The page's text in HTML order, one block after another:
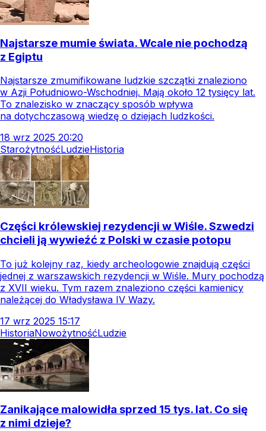
Najstarsze mumie świata. Wcale nie pochodzą
z Egiptu
Najstarsze zmumifikowane ludzkie szczątki znaleziono
w Azji Południowo-Wschodniej. Mają około 12 tysięcy lat.
To znalezisko w znaczący sposób wpływa
na dotychczasową wiedzę o dziejach ludzkości.
18 wrz 2025 20:20
StarożytnośćLudzieHistoria
Części królewskiej rezydencji w Wiśle. Szwedzi
chcieli ją wywieźć z Polski w czasie potopu
To już kolejny raz, kiedy archeologowie znajdują części
jednej z warszawskich rezydencji w Wiśle. Mury pochodzą
z XVII wieku. Tym razem znaleziono części kamienicy
należącej do Władysława IV Wazy.
17 wrz 2025 15:17
HistoriaNowożytnośćLudzie
Zanikające malowidła sprzed 15 tys. lat. Co się
z nimi dzieje?